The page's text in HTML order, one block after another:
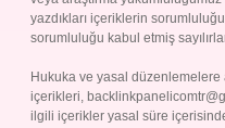
yazdıkları içeriklerin
sorumluluğu kabul etmiş
Hukuka ve yasal düzenlemelere
içerikleri,
ilgili içerikler yasal süre